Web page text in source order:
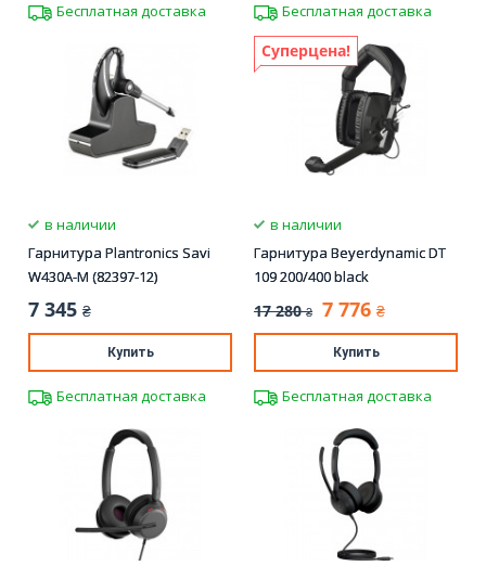
Бесплатная доставка Бесплатная доставка
в наличии
Гарнитура Plantronics Savi
W430A-M (82397-12)
7 345 ₴
Купить
Бесплатная доставка
Суперцена!
в наличии
Гарнитура Beyerdynamic DT
109 200/400 black
17 280 ₴ 7 776 ₴
Купить
Бесплатная доставка